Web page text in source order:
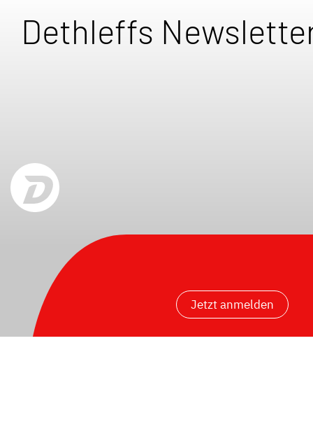
Dethleffs
Jetzt anmelden